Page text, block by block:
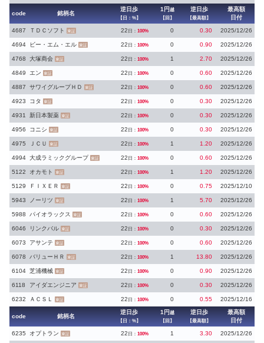
code 銘柄名
逆日歩
【日：%】
1円 越
【回】
逆日歩
【最高額】
最高額
日付
4687
ＴＤＣソフト 東証 22 日： 100% 0 0.30 2025/12/26
4694 ビー・エム・エル 東証 22 日： 100% 0 0.90 2025/12/26
4768 大塚商会 東証 22 日： 100% 1 2.70 2025/12/26
4849 エン 東証 22 日： 100% 0 0.60 2025/12/26
4887 サワイグループＨＤ 東証 22 日： 100% 0 0.60 2025/12/26
4923 コタ 東証 22 日： 100% 0 0.30 2025/12/26
4931 新日本製薬 東証 22 日： 100% 0 0.30 2025/12/26
4956 コニシ 東証 22 日： 100% 0 0.30 2025/12/26
4975 ＪＣＵ 東証 22 日： 100% 1 1.20 2025/12/26
4994 大成ラミックグループ 東証 22 日： 100% 0 0.60 2025/12/26
5122 オカモト 東証 22 日： 100% 1 1.20 2025/12/26
5129 ＦＩＸＥＲ 東証 22 日： 100% 0 0.75 2025/12/10
5943 ノーリツ 東証 22 日： 100% 1 5.70 2025/12/26
5988 パイオラックス 東証 22 日： 100% 0 0.60 2025/12/26
6046 リンクバル 東証 22 日： 100% 0 0.30 2025/12/26
6073 アサンテ 東証 22 日： 100% 0 0.60 2025/12/26
6078 バリューＨＲ 東証 22 日： 100% 1 13.80 2025/12/26
6104 芝浦機械 東証 22 日： 100% 0 0.90 2025/12/26
6118 アイダエンジニア 東証 22 日： 100% 0 0.30 2025/12/26
6232 ＡＣＳＬ 東証 22 日： 100% 0 0.55 2025/12/16
code 銘柄名
逆日歩
【日：%】
1円 越
【回】
逆日歩
【最高額】
最高額
日付
6235
オプトラン 東証 22 日： 100% 1 3.30 2025/12/26